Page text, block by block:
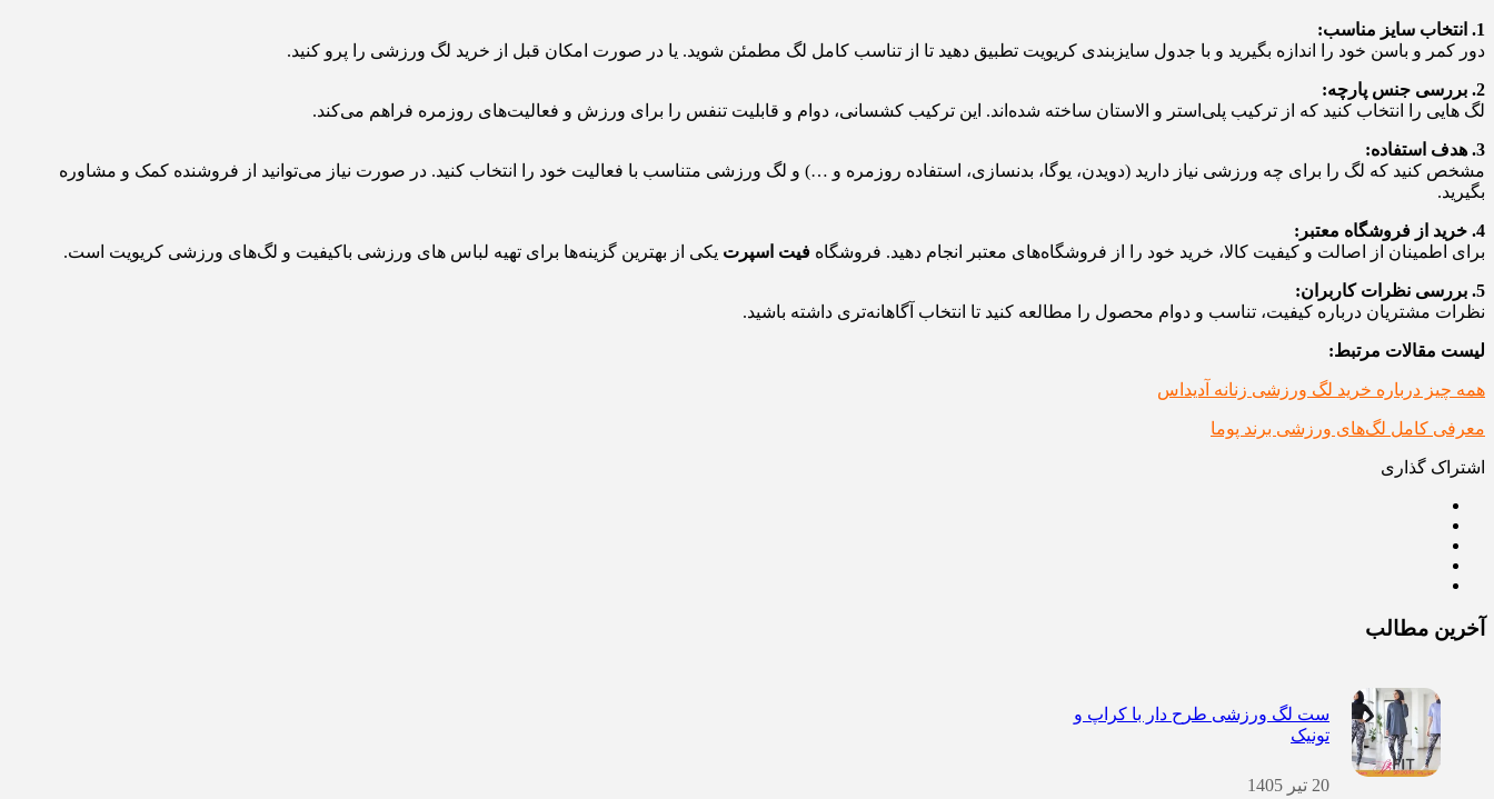
1. انتخاب سایز مناسب:
دور کمر و باسن خود را اندازه بگیرید و با جدول سایزبندی کریویت تطبیق دهید تا از تناسب کامل لگ مطمئن شوید. یا در صورت امکان قبل از خرید لگ ورزشی را پرو کنید.
2. بررسی جنس پارچه:
لگ‌ هایی را انتخاب کنید که از ترکیب پلی‌استر و الاستان ساخته شده‌اند. این ترکیب کشسانی، دوام و قابلیت تنفس را برای ورزش و فعالیت‌های روزمره فراهم می‌کند.
3. هدف استفاده:
مشخص کنید که لگ را برای چه ورزشی نیاز دارید (دویدن، یوگا، بدنسازی، استفاده روزمره و …) و لگ ورزشی متناسب با فعالیت خود را انتخاب کنید. در صورت نیاز می‌توانید از فروشنده کمک و مشاوره
بگیرید.
4. خرید از فروشگاه معتبر:
برای اطمینان از اصالت و کیفیت کالا، خرید خود را از فروشگاه‌های معتبر انجام دهید. فروشگاه فیت اسپرت یکی از بهترین گزینه‌ها برای تهیه لباس های ورزشی باکیفیت و لگ‌های ورزشی کریویت است.
5. بررسی نظرات کاربران:
نظرات مشتریان درباره کیفیت، تناسب و دوام محصول را مطالعه کنید تا انتخاب آگاهانه‌تری داشته باشید.
لیست مقالات مرتبط:
همه چیز درباره خرید لگ ورزشی زنانه آدیداس
معرفی کامل لگ‌های ورزشی برند پوما
اشتراک گذاری
آخرین مطالب
ست لگ ورزشی طرح دار با کراپ و
تونیک
20 تیر 1405